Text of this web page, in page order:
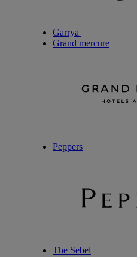
Garrya
Grand mercure
Peppers
The Sebel